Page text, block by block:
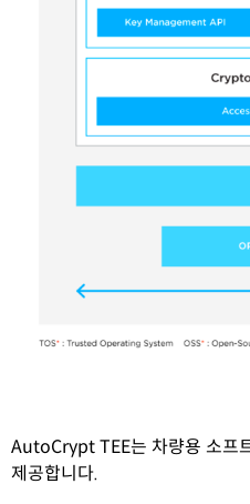
AutoCrypt TEE는 차량용 소프
제공합니다.